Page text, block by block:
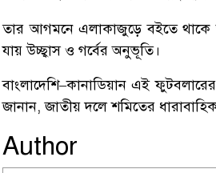
তার আগমনে এলাকাজুড়ে বইতে থাকে
যায় উচ্ছ্বাস ও গর্বের অনুভূতি।
বাংলাদেশি–কানাডিয়ান এই
জানান, জাতীয় দলে শমিতের
Author